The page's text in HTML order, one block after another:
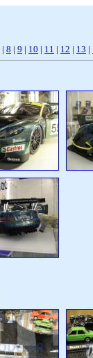
| 8 | 9 | 10 | 11 | 12 | 13 |